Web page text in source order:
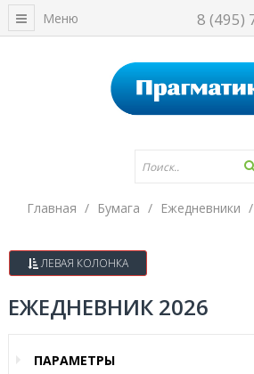
8 (495)
Меню
Главная Бумага Ежедневники
ЛЕВАЯ КОЛОНКА
ЕЖЕДНЕВНИК 2026
ПАРАМЕТРЫ